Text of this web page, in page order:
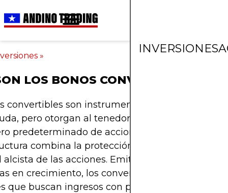
INVERSIONES
»
LOS BONOS CONVERTIBLES?
convertibles son instrumentos híbridos que
pero otorgan al tenedor la opción de
predeterminado de acciones de la empresa
combina la protección a la baja de los
de las acciones. Emitidos típicamente por
en crecimiento, los convertibles resultan
que buscan ingresos con posibilidad de